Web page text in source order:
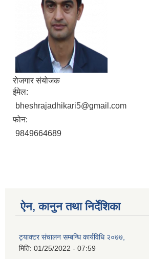
रोजगार संयोजक
ईमेल:
bheshrajadhikari5@gmail.com
फोन:
9849664689
ऐन, कानुन तथा निर्देशिका
ट्याक्टर संचालन सम्बन्धि कार्यविधि २०७७,
मिति: 01/25/2022 - 07:59